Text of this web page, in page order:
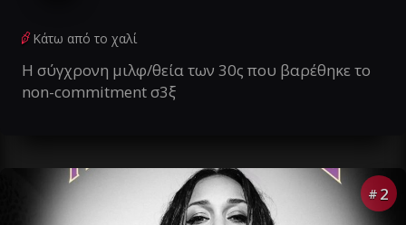
Κάτω από το χαλί
Η σύγχρονη μιλφ/θεία των 30ς που βαρέθηκε το
non-commitment σ3ξ
# 2